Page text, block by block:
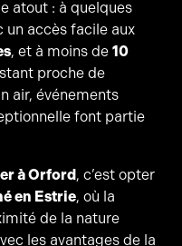
atout : à quelques
un accès facile aux
, et à moins de 10
proche de
air, événements
font partie
à Orford, c’est opter
en Estrie, où la
de la nature
les avantages de la